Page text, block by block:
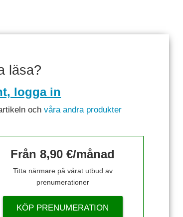
läsa?
logga in
ochvåra andra produkter
Från 8,90 €/månad
Titta närmare på vårat utbud av
prenumerationer
KÖP PRENUMERATION